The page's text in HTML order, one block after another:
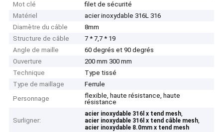
Mot clé
filet de sécurité
Matériel
acier inoxydable 316L 316
Diamètre du câble
8mm
Structure de câble
7 * 7,7 * 19
Angle de maille
60 degrés et 90 degrés
Ouverture
200 mm 300 mm
Technique
Type tissé
Type de maillage
Ferrule
Personnage
flexible, haute résistance, haute
résistance
Surligner:
acier inoxydable 316l x tend mesh,
acier inoxydable 316l x tend câble mesh,
acier inoxydable 8.0mm x tend mesh